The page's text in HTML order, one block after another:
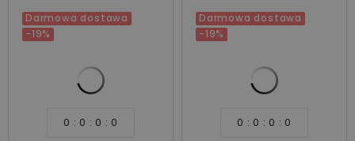
Darmowa dostawa
-19%
0 0 0 0
Darmowa dostawa
-19%
0 0 0 0